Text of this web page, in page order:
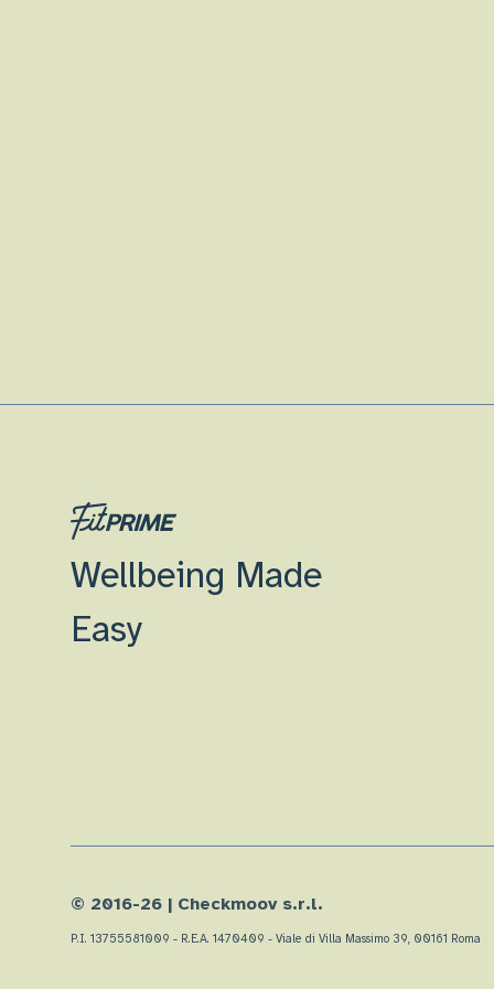
Wellbeing Made
Easy
© 2016-26 | Checkmoov s.r.l.
P.I. 13755581009 - R.E.A. 1470409 - Viale di Villa Massimo 39, 00161 Roma